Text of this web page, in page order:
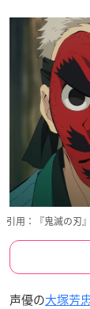
引用：『鬼滅の刃』
声優の大塚芳